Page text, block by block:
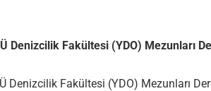
Denizcilik Fakültesi (YDO) Mezunları
Denizcilik Fakültesi (YDO) Mezunları